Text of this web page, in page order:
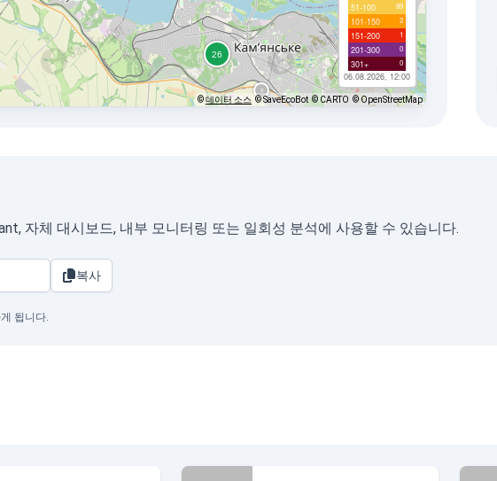
51-100 89
101-150 2
151-200 1
201-300 0
301+ 0
06.08.2026, 12:00
©데이터 소스 © SaveEcoBot © CARTO © OpenStreetMap
자체 대시보드, 내부 모니터링 또는 일회성 분석에 사용할 수 있습니다.
복사
됩니다.